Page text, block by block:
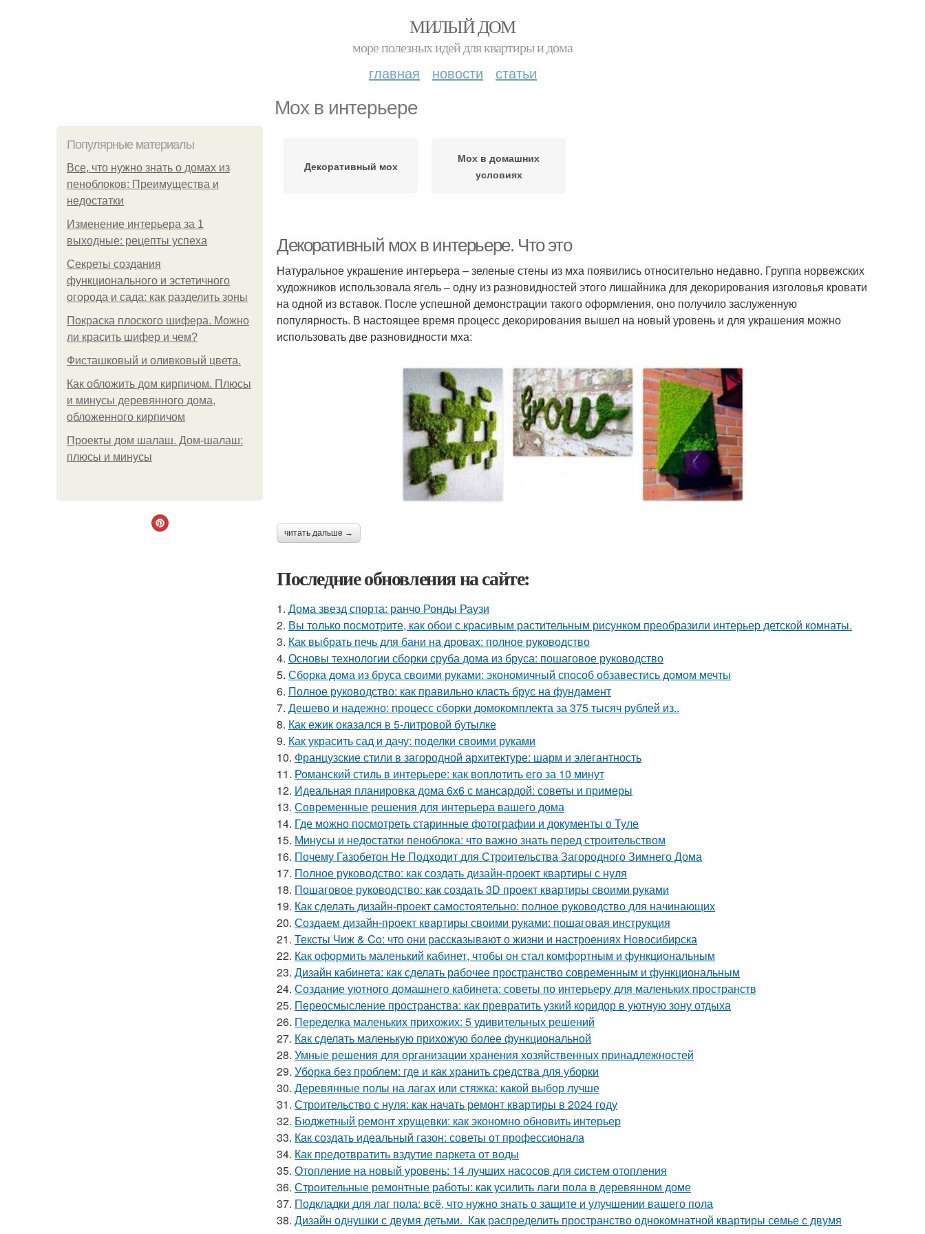
МИЛЫЙ ДОМ
море полезных идей для квартиры и дома
главная новости статьи
Мох в интерьере
Популярные материалы
Все, что нужно знать о домах из
пеноблоков: Преимущества и
недостатки
Изменение интерьера за 1
выходные: рецепты успеха
Секреты создания
функционального и эстетичного
огорода и сада: как разделить зоны
Покраска плоского шифера. Можно
ли красить шифер и чем?
Фисташковый и оливковый цвета.
Как обложить дом кирпичом. Плюсы
и минусы деревянного дома,
обложенного кирпичом
Проекты дом шалаш. Дом-шалаш:
плюсы и минусы
Декоративный мох
Мох в домашних
условиях
Декоративный мох в интерьере. Что это
Натуральное украшение интерьера – зеленые стены из мха появились относительно недавно. Группа норвежских
художников использовала ягель – одну из разновидностей этого лишайника для декорирования изголовья кровати
на одной из вставок. После успешной демонстрации такого оформления, оно получило заслуженную
популярность. В настоящее время процесс декорирования вышел на новый уровень и для украшения можно
использовать две разновидности мха:
читать дальше →
Последние обновления на сайте:
1. Дома звезд спорта: ранчо Ронды Раузи
2. Вы только посмотрите, как обои с красивым растительным рисунком преобразили интерьер детской комнаты.
3. Как выбрать печь для бани на дровах: полное руководство
4. Основы технологии сборки сруба дома из бруса: пошаговое руководство
5. Сборка дома из бруса своими руками: экономичный способ обзавестись домом мечты
6. Полное руководство: как правильно класть брус на фундамент
7. Дешево и надежно: процесс сборки домокомплекта за 375 тысяч рублей из..
8. Как ежик оказался в 5-литровой бутылке
9. Как украсить сад и дачу: поделки своими руками
10. Французские стили в загородной архитектуре: шарм и элегантность
11. Романский стиль в интерьере: как воплотить его за 10 минут
12. Идеальная планировка дома 6х6 с мансардой: советы и примеры
13. Современные решения для интерьера вашего дома
14. Где можно посмотреть старинные фотографии и документы о Туле
15. Минусы и недостатки пеноблока: что важно знать перед строительством
16. Почему Газобетон Не Подходит для Строительства Загородного Зимнего Дома
17. Полное руководство: как создать дизайн-проект квартиры с нуля
18. Пошаговое руководство: как создать 3D проект квартиры своими руками
19. Как сделать дизайн-проект самостоятельно: полное руководство для начинающих
20. Создаем дизайн-проект квартиры своими руками: пошаговая инструкция
21. Тексты Чиж & Co: что они рассказывают о жизни и настроениях Новосибирска
22. Как оформить маленький кабинет, чтобы он стал комфортным и функциональным
23. Дизайн кабинета: как сделать рабочее пространство современным и функциональным
24. Создание уютного домашнего кабинета: советы по интерьеру для маленьких пространств
25. Переосмысление пространства: как превратить узкий коридор в уютную зону отдыха
26. Переделка маленьких прихожих: 5 удивительных решений
27. Как сделать маленькую прихожую более функциональной
28. Умные решения для организации хранения хозяйственных принадлежностей
29. Уборка без проблем: где и как хранить средства для уборки
30. Деревянные полы на лагах или стяжка: какой выбор лучше
31. Строительство с нуля: как начать ремонт квартиры в 2024 году
32. Бюджетный ремонт хрущевки: как экономно обновить интерьер
33. Как создать идеальный газон: советы от профессионала
34. Как предотвратить вздутие паркета от воды
35. Отопление на новый уровень: 14 лучших насосов для систем отопления
36. Строительные ремонтные работы: как усилить лаги пола в деревянном доме
37. Подкладки для лаг пола: всё, что нужно знать о защите и улучшении вашего пола
38. Дизайн однушки с двумя детьми. Как распределить пространство однокомнатной квартиры семье с двумя